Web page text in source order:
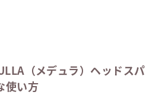
（メデュラ）ヘッドスパ
使い方